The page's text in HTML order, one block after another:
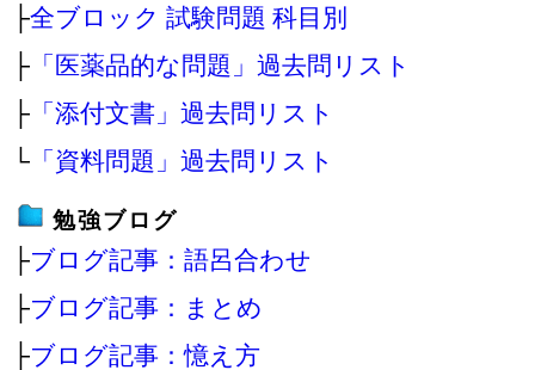
├全ブロック 試験問題 科目別
├ 「医薬品的な問題」過去問リスト
├ 「添付文書」過去問リスト
└ 「資料問題」過去問リスト
勉強ブログ
├ブログ記事：語呂合わせ
├ブログ記事：まとめ
├ブログ記事：憶え方